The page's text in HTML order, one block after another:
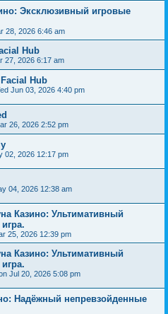
Эксклюзивный игровые
28, 2026 6:46 am
Hub
27, 2026 6:17 am
Hub
Jun 03, 2026 4:40 pm
26, 2026 2:52 pm
02, 2026 12:17 pm
04, 2026 12:38 am
Казино: Ультимативный
25, 2026 12:39 pm
Казино: Ультимативный
Jul 20, 2026 5:08 pm
Надёжный непревзойденные